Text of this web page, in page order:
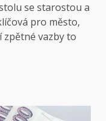
se starostou a
pro město,
zpětné vazby to